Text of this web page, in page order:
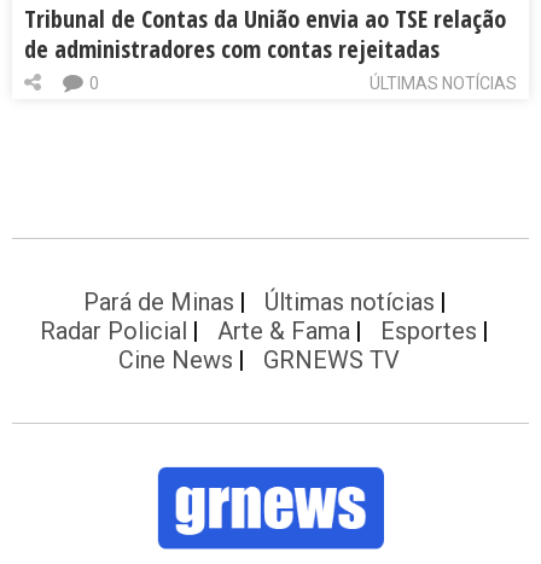
Tribunal de Contas da União envia ao TSE relação
de administradores com contas rejeitadas
ÚLTIMAS NOTÍCIAS
0
Pará de Minas
Últimas notícias
Radar Policial
Arte & Fama
Esportes
Cine News
GRNEWS TV